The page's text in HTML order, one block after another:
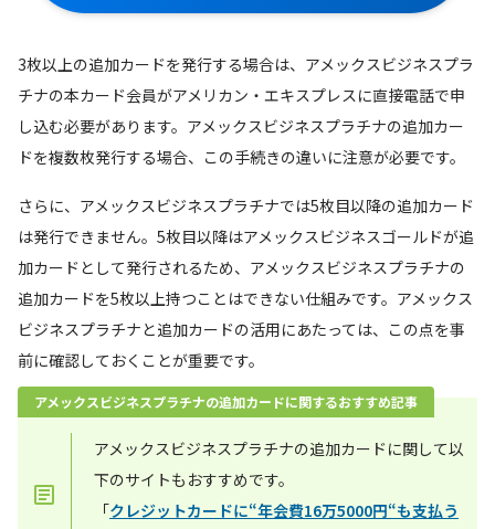
3枚以上の追加カードを発行する場合は、アメックスビジネスプラ
チナの本カード会員がアメリカン・エキスプレスに直接電話で申
し込む必要があります。アメックスビジネスプラチナの追加カー
ドを複数枚発行する場合、この手続きの違いに注意が必要です。
さらに、アメックスビジネスプラチナでは5枚目以降の追加カード
は発行できません。5枚目以降はアメックスビジネスゴールドが追
加カードとして発行されるため、アメックスビジネスプラチナの
追加カードを5枚以上持つことはできない仕組みです。アメックス
ビジネスプラチナと追加カードの活用にあたっては、この点を事
前に確認しておくことが重要です。
アメックスビジネスプラチナの追加カードに関するおすすめ記事
アメックスビジネスプラチナの追加カードに関して以
下のサイトもおすすめです。
「クレジットカードに“年会費16万5000円“も支払う